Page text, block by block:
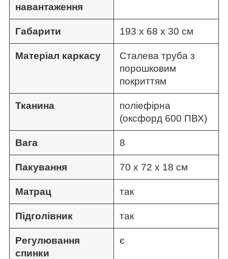
навантаження
Габарити 193 х 68 х 30 см
Матеріал каркасу
Сталева труба з
порошковим
покриттям
Тканина
поліефірна
(оксфорд 600 ПВХ)
Вага 8
Пакування 70 х 72 х 18 см
Матрац так
Підголівник так
Регулювання
спинки
є